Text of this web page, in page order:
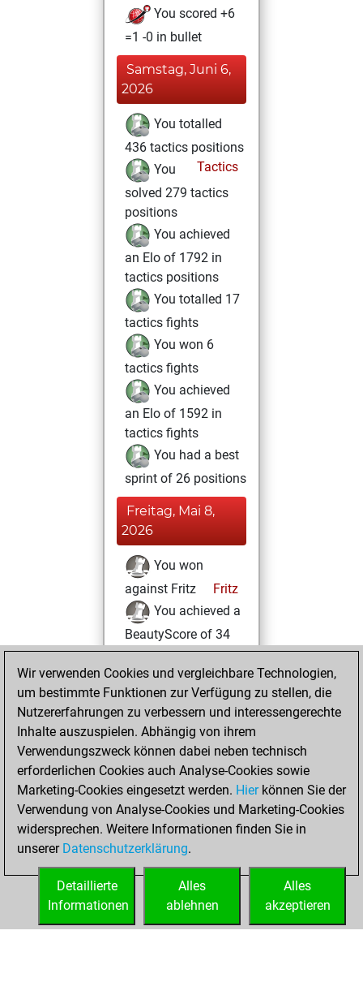
You scored +6
=1 -0 in bullet
Samstag, Juni 6,
2026
You totalled
436 tactics positions
Tactics
You
solved 279 tactics
positions
You achieved
an Elo of 1792 in
tactics positions
You totalled 17
tactics fights
You won 6
tactics fights
You achieved
an Elo of 1592 in
tactics fights
You had a best
sprint of 26 positions
Freitag, Mai 8,
2026
You won
against Fritz
Fritz
You achieved a
BeautyScore of 34
You achieved a
new Elo of 1611
You created
your Fritz account
Samstag, August
1, 2020
You played 3
slow games
Play
You scored +3
=0 -0 in slow games
Wir verwenden Cookies und vergleichbare Technologien,
um bestimmte Funktionen zur Verfügung zu stellen, die
Nutzererfahrungen zu verbessern und interessengerechte
Inhalte auszuspielen. Abhängig von ihrem
Verwendungszweck können dabei neben technisch
erforderlichen Cookies auch Analyse-Cookies sowie
Marketing-Cookies eingesetzt werden. Hierkönnen Sie der
Verwendung von Analyse-Cookies und Marketing-Cookies
widersprechen. Weitere Informationen finden Sie in
unserer Datenschutzerklärung.
Alles
akzeptieren
Alles
ablehnen
Detaillierte
Informationen